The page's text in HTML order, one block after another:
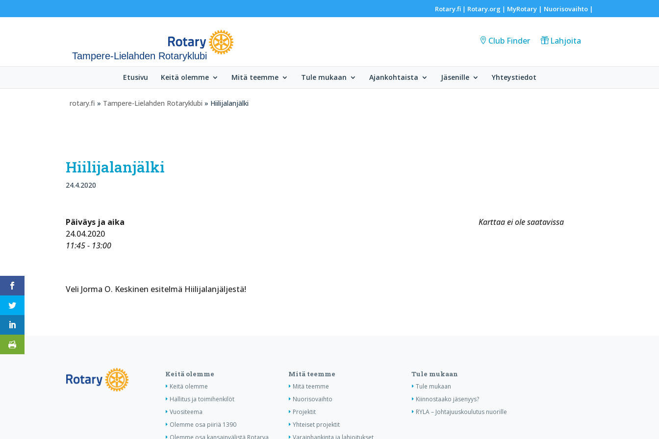
Rotary.fi| Rotary.org | MyRotary | Nuorisovaihto|
Tampere-Lielahden Rotaryklubi
Club Finder Lahjoita
Etusivu Keitä olemme Mitä teemme Tule mukaan Ajankohtaista Jäsenille Yhteystiedot
rotary.fi » Tampere-Lielahden Rotaryklubi » Hiilijalanjälki
Hiilijalanjälki
24.4.2020
Karttaa ei ole saatavissa
Päiväys ja aika
24.04.2020
11:45 - 13:00
Veli Jorma O. Keskinen esitelmä Hiilijalanjäljestä!
Keitä olemme
Keitä olemme
Hallitus ja toimihenkilöt
Vuositeema
Olemme osa piiriä 1390
Olemme osa kansainvälistä Rotarya
Mitä teemme
Mitä teemme
Nuorisovaihto
Projektit
Yhteiset projektit
Varainhankinta ja lahjoitukset
Tule mukaan
Tule mukaan
Kiinnostaako jäsenyys?
RYLA – Johtajuuskoulutus nuorille